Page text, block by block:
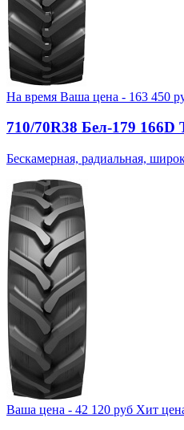
На время Ваша цена - 163 450
710/70R38 Бел-179
Бескамерная, радиальная,
Ваша цена - 42 120 руб Хит